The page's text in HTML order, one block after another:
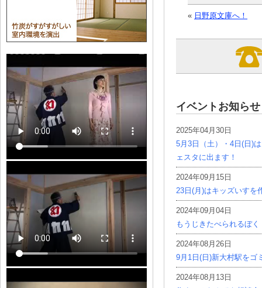
« 日野原文庫へ！
イベントお知らせ
2025年04月30日
5月3日（土）・4日(日)
ェスタに出ます！
2024年09月15日
23日(月)はキッズいすを
2024年09月04日
もうじきたべられるぼく
2024年08月26日
9月1日(日)新大村駅をゴ
2024年08月13日